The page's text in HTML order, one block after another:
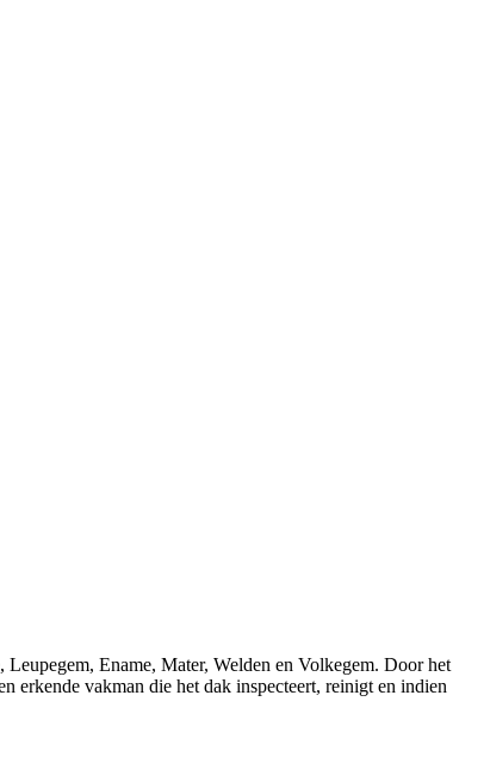
Ename, Mater, Welden en Volkegem. Door het
erkende vakman die het dak inspecteert, reinigt en indien